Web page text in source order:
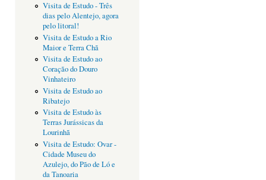
Visita de Estudo - Três
dias pelo Alentejo, agora
pelo litoral!
Visita de Estudo a Rio
Maior e Terra Chã
Visita de Estudo ao
Coração do Douro
Vinhateiro
Visita de Estudo ao
Ribatejo
Visita de Estudo às
Terras Jurássicas da
Lourinhã
Visita de Estudo: Ovar -
Cidade Museu do
Azulejo, do Pão de Ló e
da Tanoaria